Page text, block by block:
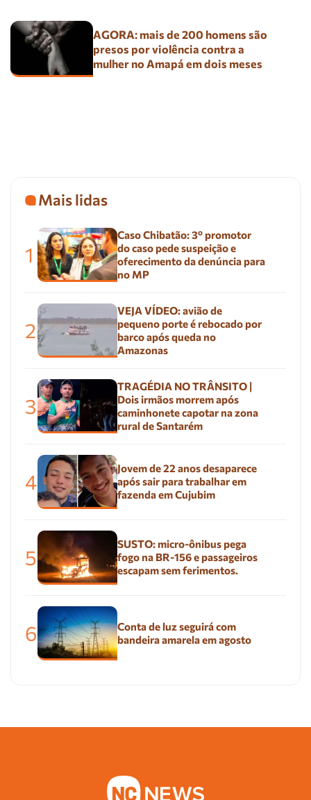
AGORA: mais de 200 homens são
presos por violência contra a
mulher no Amapá em dois meses
Mais lidas
1
Caso Chibatão: 3º promotor
do caso pede suspeição e
oferecimento da denúncia para
no MP
2
VEJA VÍDEO: avião de
pequeno porte é rebocado por
barco após queda no
Amazonas
3
TRAGÉDIA NO TRÂNSITO |
Dois irmãos morrem após
caminhonete capotar na zona
rural de Santarém
4
Jovem de 22 anos desaparece
após sair para trabalhar em
fazenda em Cujubim
5
SUSTO: micro-ônibus pega
fogo na BR-156 e passageiros
escapam sem ferimentos.
6
Conta de luz seguirá com
bandeira amarela em agosto